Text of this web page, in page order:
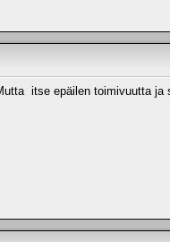
itse epäilen toimivuutta ja